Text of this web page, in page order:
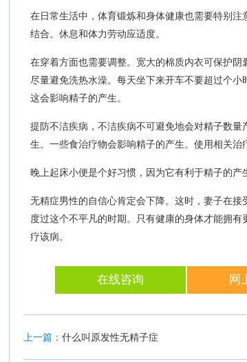
在日常生活中，体育锻炼和身体健康也需要特别
结合。休息和体力劳动应适度。
在穿着方面也需要调整。宽大的棉质内衣可保护
尽量避免洗热水澡。每天坐下来开车不要超过个
这会影响精子的产生。
提防不洁疾病，不洁疾病不可避免地会对精子数
生。一些食治疗物会影响精子的产生。使用相关治
晚上起床小便是个好习惯，因为它有利于精子的产
无精症男性的自信心肯定会下降。这时，妻子在
度过这个不平凡的时期。只有健康的身体才能拥
疗该病。
在线咨询 网
上一篇： 什么叫原发性无精子症